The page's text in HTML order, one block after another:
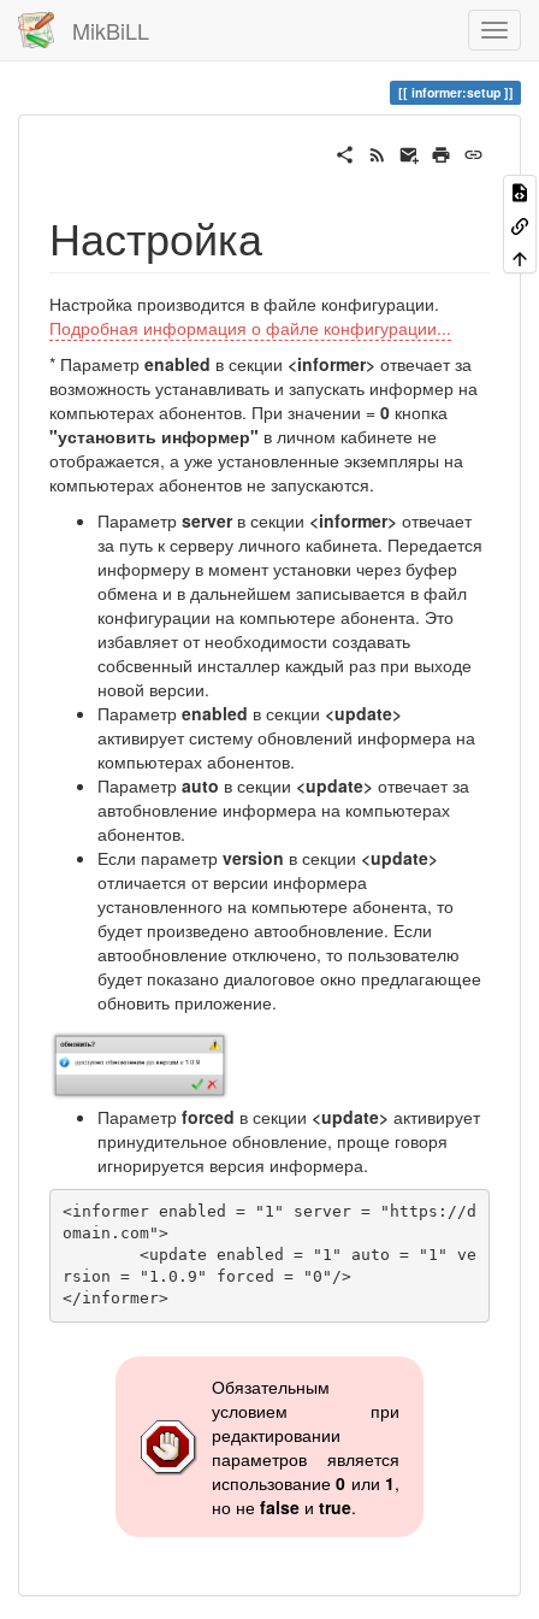
MikBiLL
informer:setup
Настройка
Настройка производится в файле конфигурации.
Подробная информация о файле конфигурации...
* Параметр enabled в секции <informer> отвечает за
возможность устанавливать и запускать информер на
компьютерах абонентов. При значении = 0 кнопка
"установить информер" в личном кабинете не
отображается, а уже установленные экземпляры на
компьютерах абонентов не запускаются.
Параметр serverв секции <informer> отвечает
за путь к серверу личного кабинета. Передается
информеру в момент установки через буфер
обмена и в дальнейшем записывается в файл
конфигурации на компьютере абонента. Это
избавляет от необходимости создавать
собсвенный инсталлер каждый раз при выходе
новой версии.
Параметр enabled в секции <update>
активирует систему обновлений информера на
компьютерах абонентов.
Параметр auto в секции <update> отвечает за
автобновление информера на компьютерах
абонентов.
Если параметр version в секции <update>
отличается от версии информера
установленного на компьютере абонента, то
будет произведено автообновление. Если
автообновление отключено, то пользователю
будет показано диалоговое окно предлагающее
обновить приложение.
Параметр forced в секции <update> активирует
принудительное обновление, проще говоря
игнорируется версия информера.
<informer enabled = "1" server = "https://d
omain.com">
rsion = "1.0.9" forced = "0"/>
</informer>
Обязательным
условием при
редактировании
параметров является
использование0 или 1,
но не falseи true.